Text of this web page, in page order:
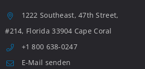
1222 Southeast, 47th Street,
#214, Florida 33904 Cape Coral
+1 800 638-0247
E-Mail senden